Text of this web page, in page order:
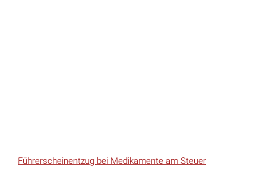
Führerscheinentzug bei Medikamente am Steuer